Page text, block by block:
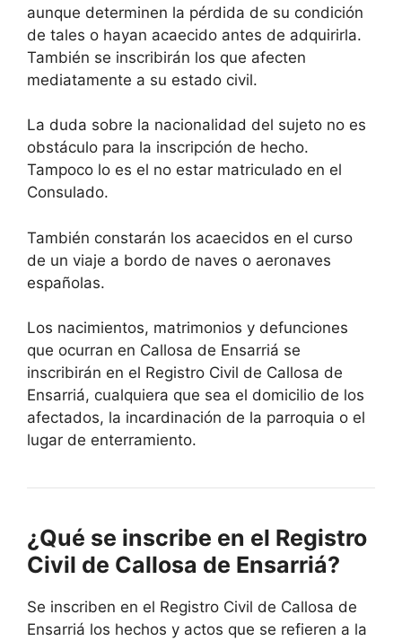
aunque determinen la pérdida de su condición
de tales o hayan acaecido antes de adquirirla.
También se inscribirán los que afecten
mediatamente a su estado civil.
La duda sobre la nacionalidad del sujeto no es
obstáculo para la inscripción de hecho.
Tampoco lo es el no estar matriculado en el
Consulado.
También constarán los acaecidos en el curso
de un viaje a bordo de naves o aeronaves
españolas.
Los nacimientos, matrimonios y defunciones
que ocurran en Callosa de Ensarriá se
inscribirán en el Registro Civil de Callosa de
Ensarriá, cualquiera que sea el domicilio de los
afectados, la incardinación de la parroquia o el
lugar de enterramiento.
¿Qué se inscribe en el Registro
Civil de Callosa de Ensarriá?
Se inscriben en el Registro Civil de Callosa de
Ensarriá los hechos y actos que se refieren a la